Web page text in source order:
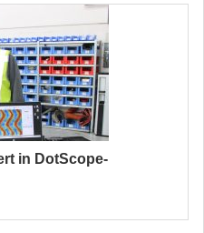
in DotScope-